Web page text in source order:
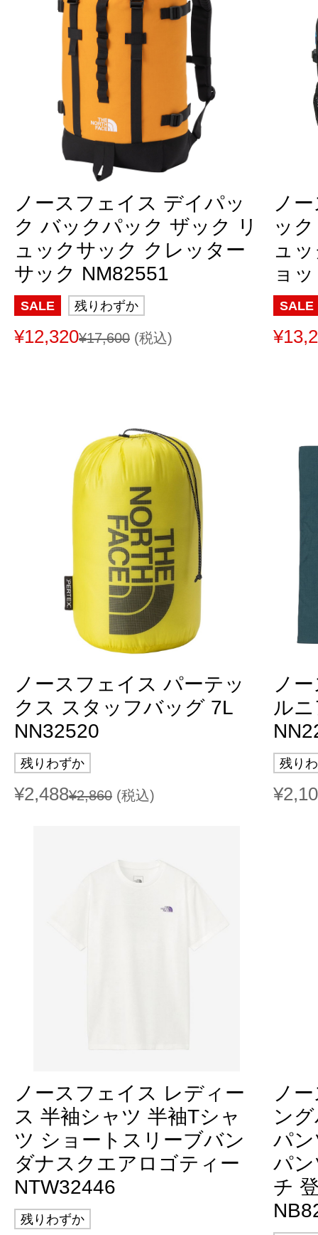
ノースフェイス デイパッ
ク バックパック ザック リ
ュックサック クレッター
サック NM82551
SALE 残りわずか
¥12,320¥17,600 (税込)
ノ
ッ
ュ
ョ
SALE
ノースフェイス パーテッ
クス スタッフバッグ 7L
NN32520
残りわずか
¥2,488¥2,860 (税込)
ノ
ル
残り
ノースフェイス レディー
ス 半袖シャツ 半袖Tシャ
ツ ショートスリーブバン
ダナスクエアロゴティー
NTW32446
残りわずか
ノ
ン
パ
パ
チ